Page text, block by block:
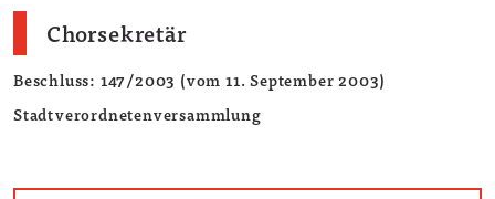
Chorsekretär
Beschluss: 147/2003 (vom 11. September 2003)
Stadtverordnetenversammlung